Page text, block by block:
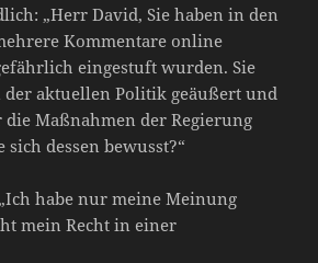
„Herr David, Sie haben in den
Kommentare online
eingestuft wurden. Sie
der aktuellen Politik geäußert und
Maßnahmen der Regierung
sich dessen bewusst?“
habe nur meine Meinung
mein Recht in einer